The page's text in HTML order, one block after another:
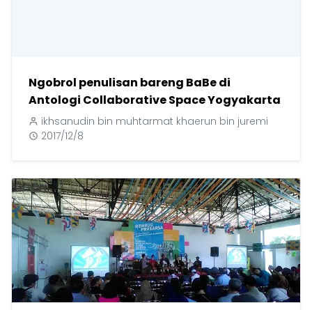
Ngobrol penulisan bareng BaBe di
Antologi Collaborative Space Yogyakarta
ikhsanudin bin muhtarmat khaerun bin juremi
2017/12/8